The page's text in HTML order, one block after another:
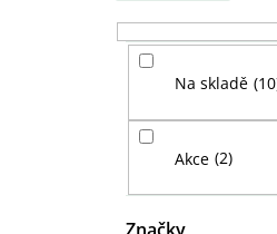
Na skladě 10
Akce 2